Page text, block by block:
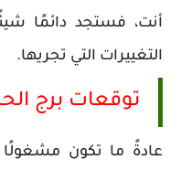
أنت، فستجد دائمًا
التغييرات التي تجريها.
توقعات برج
عادةً ما تكون مشغولًا